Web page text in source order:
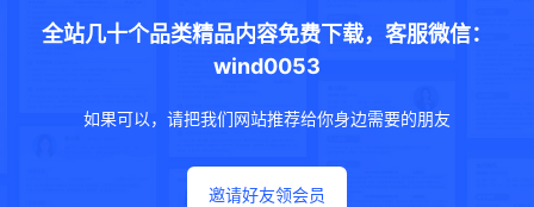
全站几十个品类精品内容免费下载，客服微信：
wind0053
如果可以，请把我们网站推荐给你身边需要的朋友
邀请好友领会员